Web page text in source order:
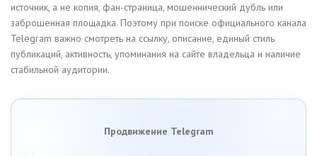
источник, а не копия, фан-страница, мошеннический дубль или
заброшенная площадка. Поэтому при поиске официального канала
Telegram важно смотреть на ссылку, описание, единый стиль
публикаций, активность, упоминания на сайте владельца и наличие
стабильной аудитории.
Продвижение Telegram